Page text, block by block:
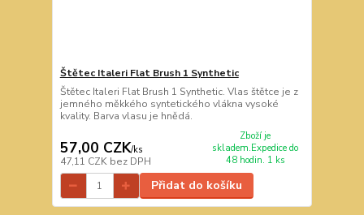
Štětec Italeri Flat Brush 1 Synthetic
Štětec Italeri Flat Brush 1 Synthetic. Vlas štětce je z
jemného měkkého syntetického vlákna vysoké
kvality. Barva vlasu je hnědá.
57,00 CZK/ks
47,11 CZK bez DPH
Zboží je
skladem.Expedice do
48 hodin. 1 ks
Přidat do košíku